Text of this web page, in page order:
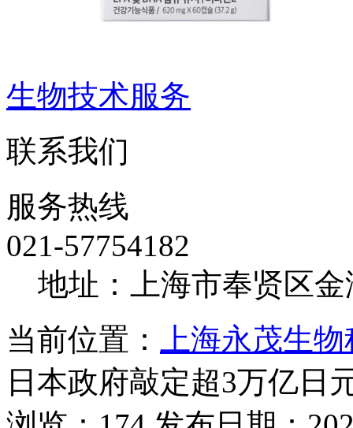
生物技术服务
联系我们
服务热线
021-57754182
地址：上海市奉贤区金
当前位置：
上海永茂生
日本政府敲定超3万亿日